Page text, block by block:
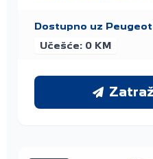
Dostupno uz
Učešće: 0 KM